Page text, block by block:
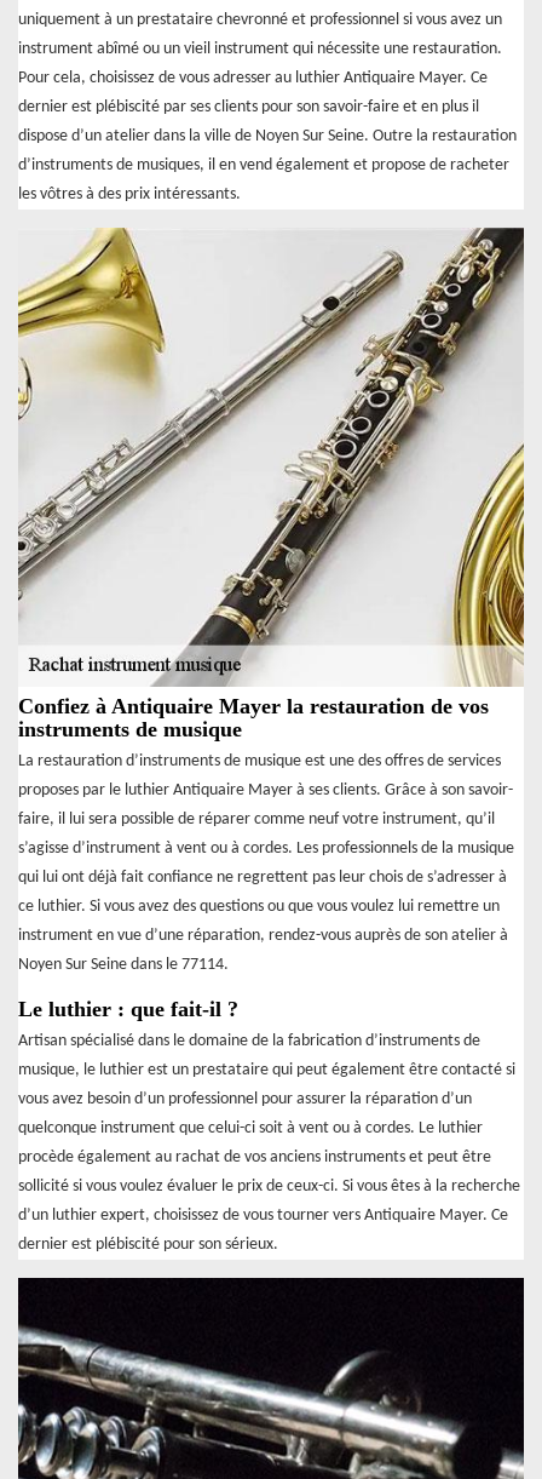
uniquement à un prestataire chevronné et professionnel si vous avez un
instrument abîmé ou un vieil instrument qui nécessite une restauration.
Pour cela, choisissez de vous adresser au luthier Antiquaire Mayer. Ce
dernier est plébiscité par ses clients pour son savoir-faire et en plus il
dispose d’un atelier dans la ville de Noyen Sur Seine. Outre la restauration
d’instruments de musiques, il en vend également et propose de racheter
les vôtres à des prix intéressants.
Confiez à Antiquaire Mayer la restauration de vos
instruments de musique
La restauration d’instruments de musique est une des offres de services
proposes par le luthier Antiquaire Mayer à ses clients. Grâce à son savoir-
faire, il lui sera possible de réparer comme neuf votre instrument, qu’il
s’agisse d’instrument à vent ou à cordes. Les professionnels de la musique
qui lui ont déjà fait confiance ne regrettent pas leur chois de s’adresser à
ce luthier. Si vous avez des questions ou que vous voulez lui remettre un
instrument en vue d’une réparation, rendez-vous auprès de son atelier à
Noyen Sur Seine dans le 77114.
Le luthier : que fait-il ?
Artisan spécialisé dans le domaine de la fabrication d’instruments de
musique, le luthier est un prestataire qui peut également être contacté si
vous avez besoin d’un professionnel pour assurer la réparation d’un
quelconque instrument que celui-ci soit à vent ou à cordes. Le luthier
procède également au rachat de vos anciens instruments et peut être
sollicité si vous voulez évaluer le prix de ceux-ci. Si vous êtes à la recherche
d’un luthier expert, choisissez de vous tourner vers Antiquaire Mayer. Ce
dernier est plébiscité pour son sérieux.